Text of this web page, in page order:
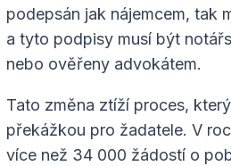
podepsán jak nájemcem, tak
a tyto podpisy musí být
nebo ověřeny advokátem.
Tato změna ztíží proces,
překážkou pro žadatele. V
více než 34 000 žádostí o